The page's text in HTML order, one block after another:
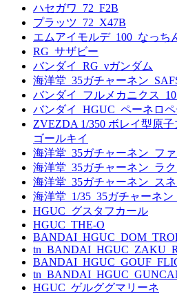
ハセガワ_72_F2B
プラッツ_72_X47B
エムアイモルデ_100_なっち
RG_サザビー
バンダイ_RG_νガンダム
海洋堂_35ガチャーネン
バンダイ_フルメカニクス
バンダイ_HGUC_ペーネロ
ZVEZDA 1/350 ボレイ型原
ゴールキイ
海洋堂_35ガチャーネン_フ
海洋堂_35ガチャーネン_ラ
海洋堂_35ガチャーネン_ス
海洋堂_1/35_35ガチャーネン
HGUC_グスタフカール
HGUC_THE-O
HGUC_ゲルググマリーネ